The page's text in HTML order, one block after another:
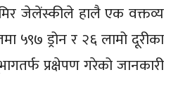
जेलेंस्कीले हालै एक वक्तव्य
५९७ ड्रोन र २६ लामो दूरीका
प्रक्षेपण गरेको जानकारी